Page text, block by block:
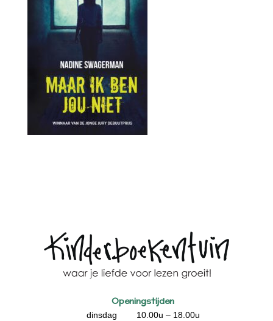
Openingstijden
dinsdag 10.00u – 18.00u